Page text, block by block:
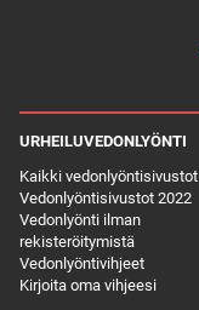
URHEILUVEDONLYÖNTI
Kaikki vedonlyöntisivustot
Vedonlyöntisivustot 2022
Vedonlyönti ilman
rekisteröitymistä
Vedonlyöntivihjeet
Kirjoita oma vihjeesi